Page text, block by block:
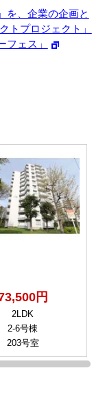
を、企業の企画と
トプロジェクト」
フェス」
円
2LDK
2-6号棟
203号室